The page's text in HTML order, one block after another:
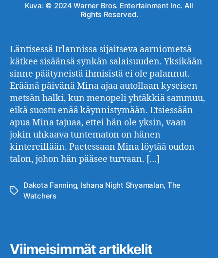
Kuva: © 2024 Warner Bros. Entertainment Inc. All
Rights Reserved.
Läntisessä Irlannissa sijaitseva aarniometsä
kätkee sisäänsä synkän salaisuuden. Yksikään
sinne päätyneistä ihmisistä ei ole palannut.
Eräänä päivänä Mina ajaa autollaan kyseisen
metsän halki, kun menopeli yhtäkkiä sammuu,
eikä suostu enää käynnistymään. Etsiessään
apua Mina tajuaa, ettei hän ole yksin, vaan
jokin uhkaava tuntematon on hänen
kintereillään. Paetessaan Mina löytää oudon
talon, johon hän pääsee turvaan. […]
Avainsanat
Dakota Fanning, Ishana Night Shyamalan, The
Watchers
Viimeisimmät artikkelit